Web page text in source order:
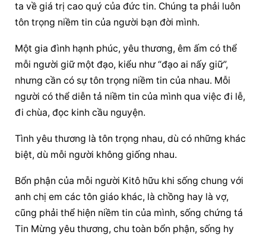
ta về giá trị cao quý của đức tin. Chúng ta phải luôn
tôn trọng niềm tin của người bạn đời mình.
Một gia đình hạnh phúc, yêu thương, êm ấm có thể
mỗi người giữ một đạo, kiểu như “đạo ai nấy giữ”,
nhưng cần có sự tôn trọng niềm tin của nhau. Mỗi
người có thể diễn tả niềm tin của mình qua việc đi lễ,
đi chùa, đọc kinh cầu nguyện.
Tình yêu thương là tôn trọng nhau, dù có những khác
biệt, dù mỗi người không giống nhau.
Bổn phận của mỗi người Kitô hữu khi sống chung với
anh chị em các tôn giáo khác, là chồng hay là vợ,
cũng phải thể hiện niềm tin của mình, sống chứng tá
Tin Mừng yêu thương, chu toàn bổn phận, sống hy